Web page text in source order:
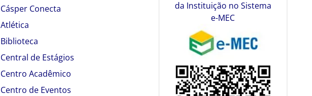
Cásper Conecta
Atlética
Biblioteca
Central de Estágios
Centro Acadêmico
Centro de Eventos
da Instituição no Sistema
e-MEC